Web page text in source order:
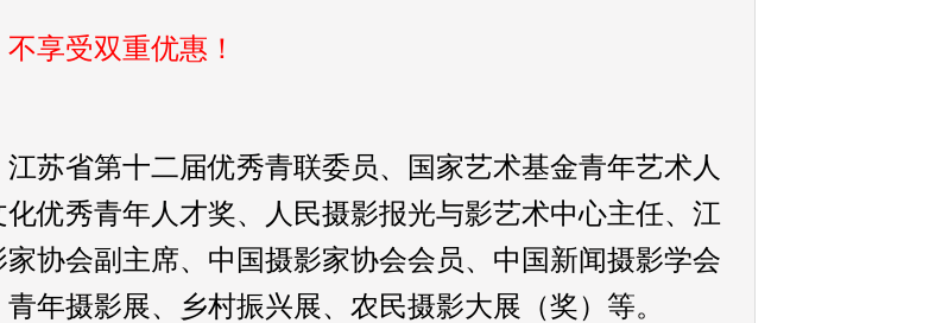
享受双重优惠！
苏省第十二届优秀青联委员、
国家艺术基金青年艺术人
优秀青年人才奖、 人民摄影报光与影艺术中心主任、 江
协会副主席、 中国摄影家协会会员、 中国新闻摄影学会
年摄影展、乡村振兴展、农民摄影大展（奖）等。